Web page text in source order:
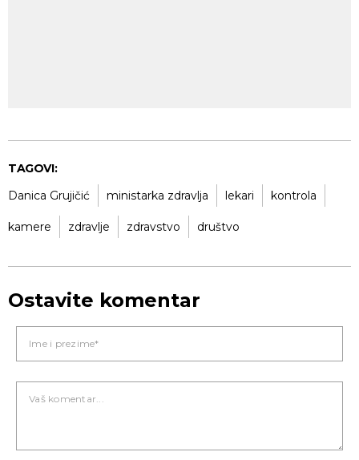
TAGOVI:
Danica Grujičić
ministarka zdravlja lekari kontrola
kamere zdravlje zdravstvo društvo
Ostavite komentar